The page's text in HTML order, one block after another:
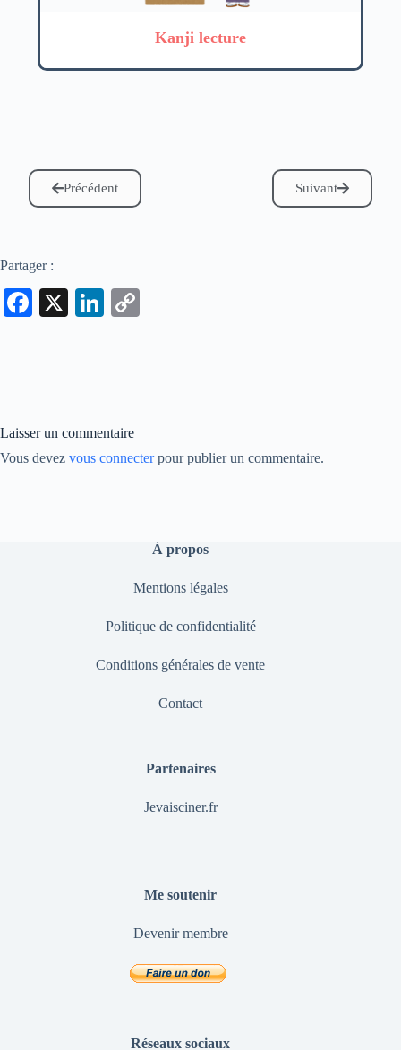
Kanji lecture
Précédent Suivant
Partager :
Fa
X
Li
Laisser un commentaire
Vous devez vous connecterpour publier un commentaire.
À propos
Mentions légales
Politique de confidentialité
Conditions générales de vente
Contact
Partenaires
Jevaisciner.fr
Me soutenir
Devenir membre
Réseaux sociaux